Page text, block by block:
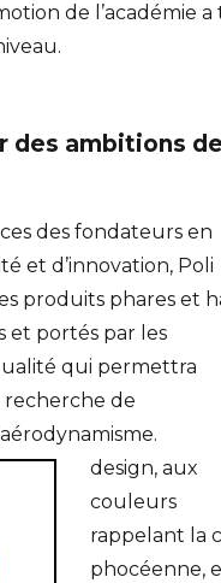
de l’académie
des ambitions
des fondateurs en
et d’innovation, Poli
produits phares et
et portés par les
qui permettra
recherche de
design, aux
couleurs
rappelant la
phocéenne,